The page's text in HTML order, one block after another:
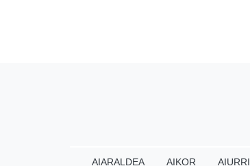
AIARALDEA AIKOR AIURRI